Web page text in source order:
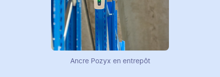
Ancre Pozyx en entrepôt